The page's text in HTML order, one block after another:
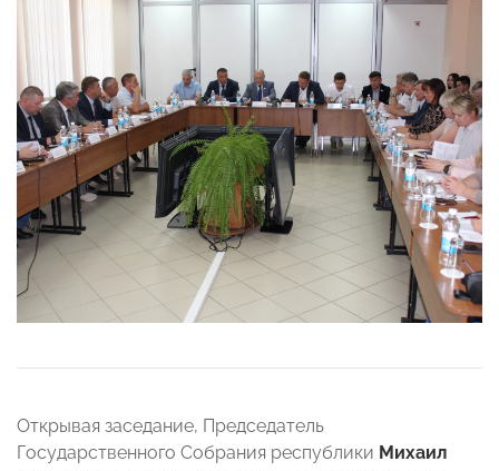
Открывая заседание, Председатель
Государственного Собрания республики Михаил